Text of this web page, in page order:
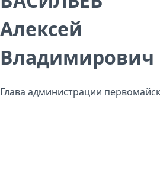
Алексей
Владимирович
Глава администрации